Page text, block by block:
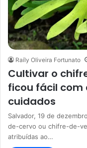
Raíly Oliveira Fortunato
Cultivar o
ficou fácil com
cuidados
Salvador, 19 de
de-cervo ou chifre-de-
atribuídas ao…